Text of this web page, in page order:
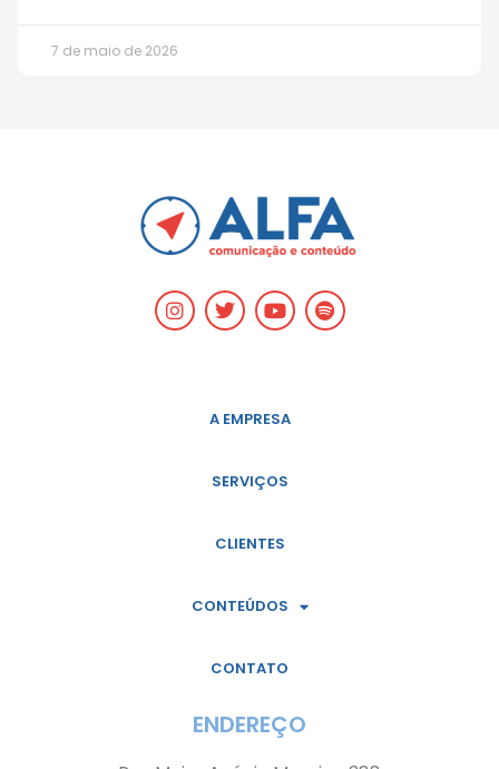
7 de maio de 2026
A EMPRESA
SERVIÇOS
CLIENTES
CONTEÚDOS
CONTATO
ENDEREÇO